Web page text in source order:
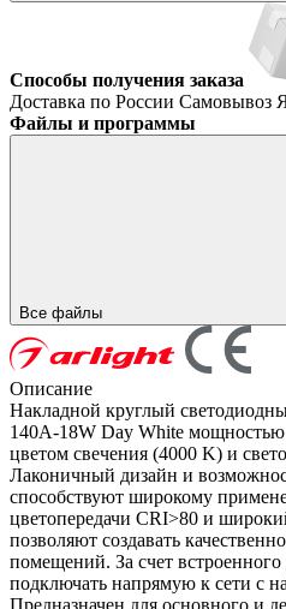
Способы получения заказа
Доставка по России Самовывоз
Файлы и программы
Все файлы
Описание
Накладной круглый
140A-18W Day White
цветом свечения (4000 K) и
Лаконичный дизайн и
способствуют широкому
цветопередачи CRI>80 и
позволяют создавать
помещений. За счет
подключать напрямую к сети с
Предназначен для основного и